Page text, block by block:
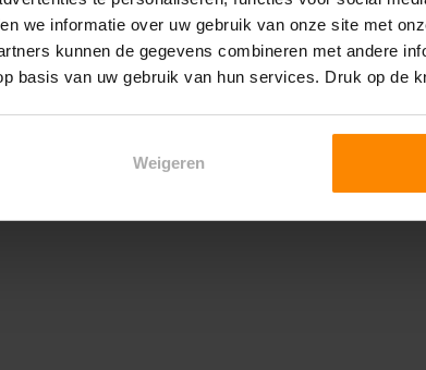
we informatie over uw gebruik van onze site met
kunnen de gegevens combineren met andere
basis van uw gebruik van hun services. Druk op de
Weigeren
per liggerniveau iets lager uit valt. Dit
valt de draagkracht juist iets hoger uit.
contact met ons op te nemen. Wij voeren
ook belastingbordjes of stickers
Kortom, bij twijfel contact opnemen! Meer